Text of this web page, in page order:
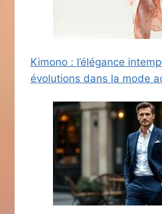
Kimono : l’élégance
évolutions dans la mode